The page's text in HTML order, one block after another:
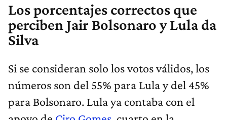
Los porcentajes correctos que
perciben Jair Bolsonaro y Lula da
Silva
Si se consideran solo los votos válidos, los
números son del 55% para Lula y del 45%
para Bolsonaro. Lula ya contaba con el